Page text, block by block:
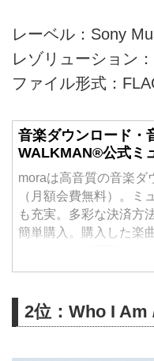
レーベル：Sony
レゾリューション
ファイル形式：
音楽ダウンロード
WALKMAN®公式ミ
moraは高音質の音楽ダ
（月額会費無料）。ミ
も充実。多彩な決済方
簡単購入。購入した楽
2位：Who I Am